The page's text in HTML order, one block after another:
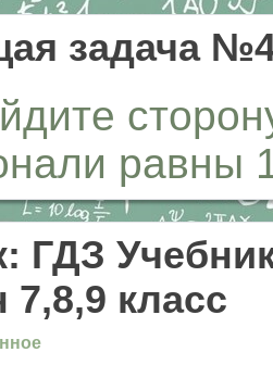
задача
равны
ГДЗ
7,8,9 класс